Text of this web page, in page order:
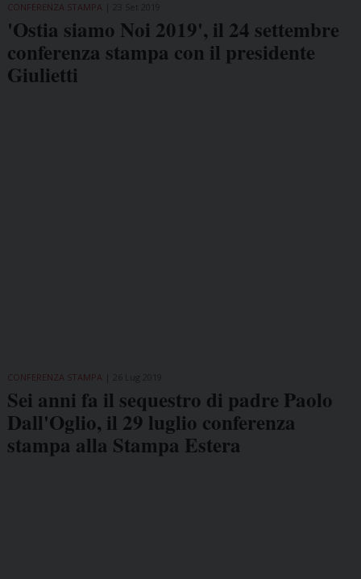
CONFERENZA STAMPA
'Ostia siamo Noi 2019', il 24 settembre
conferenza stampa con il presidente
Giulietti
CONFERENZA STAMPA
Sei anni fa il sequestro di padre Paolo
Dall'Oglio, il 29 luglio conferenza
stampa alla Stampa Estera